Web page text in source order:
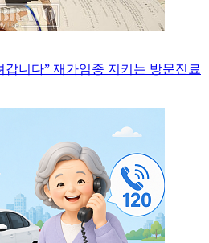
갑니다” 재가임종 지키는 방문진료